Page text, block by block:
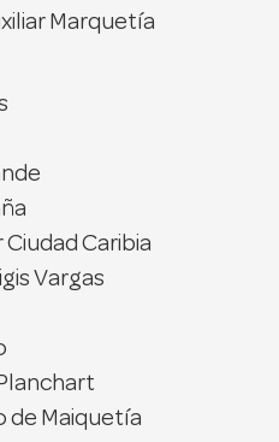
Marquetía
Caribia
Vargas
de Maiquetía